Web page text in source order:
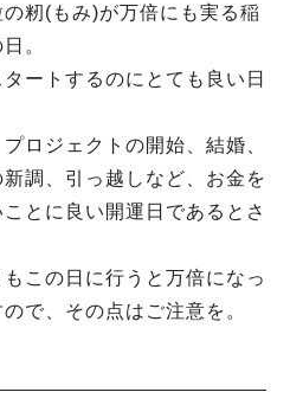
籾(もみ)が万倍にも実る稲
。
ートするのにとても良い日
ロジェクトの開始、結婚、
調、引っ越しなど、お金を
とに良い開運日であるとさ
この日に行うと万倍になっ
で、その点はご注意を。